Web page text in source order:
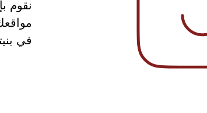
نقوم
في